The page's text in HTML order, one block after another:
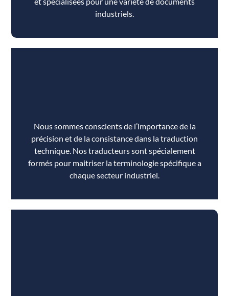
industriels.
Nous sommes conscients de l’importance de la
précision et de la consistance dans la traduction
technique. Nos traducteurs sont spécialement
formés pour maitriser la terminologie spécifique a
chaque secteur industriel.